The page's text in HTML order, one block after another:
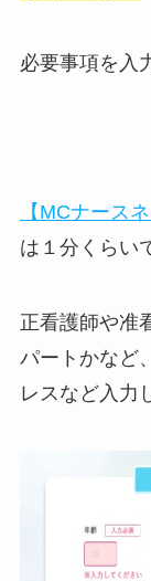
必要事項を入
【MCナースネ
は１分くらい
正看護師や准
パートかなど
レスなど入力